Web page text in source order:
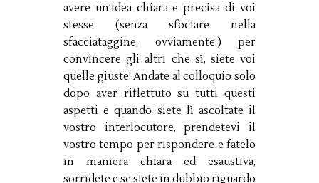
avere un'idea chiara e precisa di voi
stesse (senza sfociare nella
sfacciataggine, ovviamente!) per
convincere gli altri che sì, siete voi
quelle giuste! Andate al colloquio solo
dopo aver riflettuto su tutti questi
aspetti e quando siete lì ascoltate il
vostro interlocutore, prendetevi il
vostro tempo per rispondere e fatelo
in maniera chiara ed esaustiva,
sorridete e se siete in dubbio riguardo